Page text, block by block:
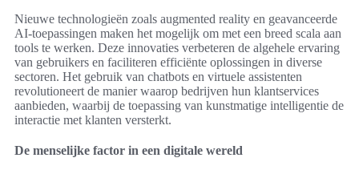
Nieuwe technologieën zoals augmented reality en geavanceerde
AI-toepassingen maken het mogelijk om met een breed scala aan
tools te werken. Deze innovaties verbeteren de algehele ervaring
van gebruikers en faciliteren efficiënte oplossingen in diverse
sectoren. Het gebruik van chatbots en virtuele assistenten
revolutioneert de manier waarop bedrijven hun klantservices
aanbieden, waarbij de toepassing van kunstmatige intelligentie de
interactie met klanten versterkt.
De menselijke factor in een digitale wereld